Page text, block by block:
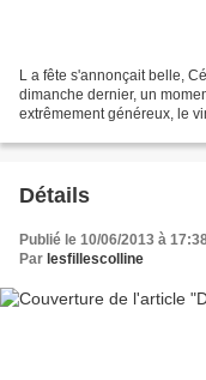
L a fête s'annonçait belle,
dimanche dernier, un
extrêmement généreux, le
Détails
Publié le 10/06/2013 à
Par lesfillescolline